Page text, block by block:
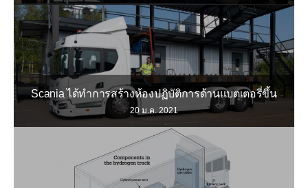
Scania ได้ทำการสร้างห้องปฏิบัติการด้านแบตเตอรี่ขึ้น
20 ม.ค. 2021